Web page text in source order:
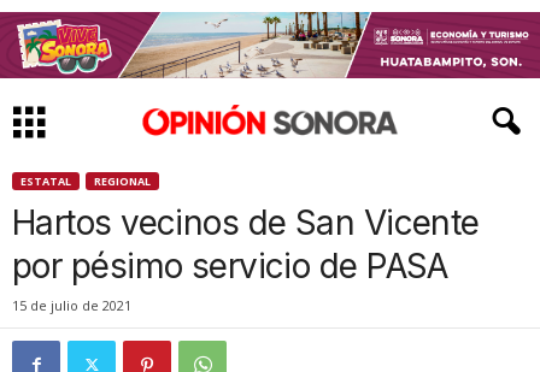
ESTATAL REGIONAL
Hartos vecinos de San Vicente
por pésimo servicio de PASA
15 de julio de 2021